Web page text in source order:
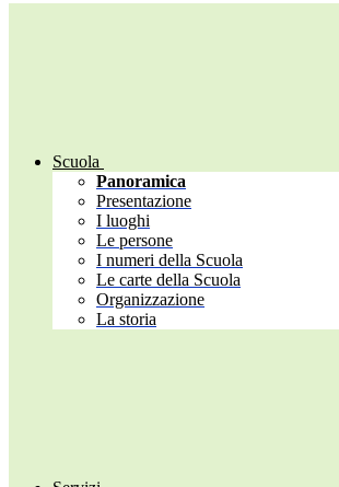
Scuola
Panoramica
Presentazione
I luoghi
Le persone
I numeri della Scuola
Le carte della Scuola
Organizzazione
La storia